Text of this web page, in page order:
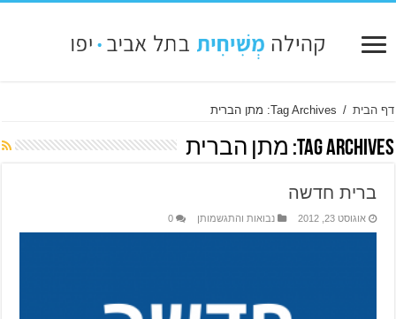
דף הבית / Tag Archives: מתן הברית
Tag Archives: מתן הברית
ברית חדשה
אוגוסט 23, 2012 נבואות והתגשמותן 0